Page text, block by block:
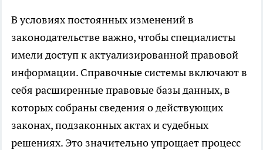
В условиях постоянных изменений в
законодательстве важно, чтобы специалисты
имели доступ к актуализированной правовой
информации. Справочные системы включают в
себя расширенные правовые базы данных, в
которых собраны сведения о действующих
законах, подзаконных актах и судебных
решениях. Это значительно упрощает процесс